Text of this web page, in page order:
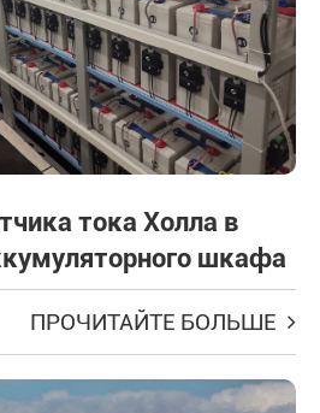
тока Холла в
шкафа
ПРОЧИТАЙТЕ БОЛЬШЕ